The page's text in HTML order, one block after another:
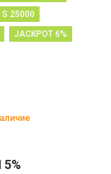
S 25000
JACKPOT 6%